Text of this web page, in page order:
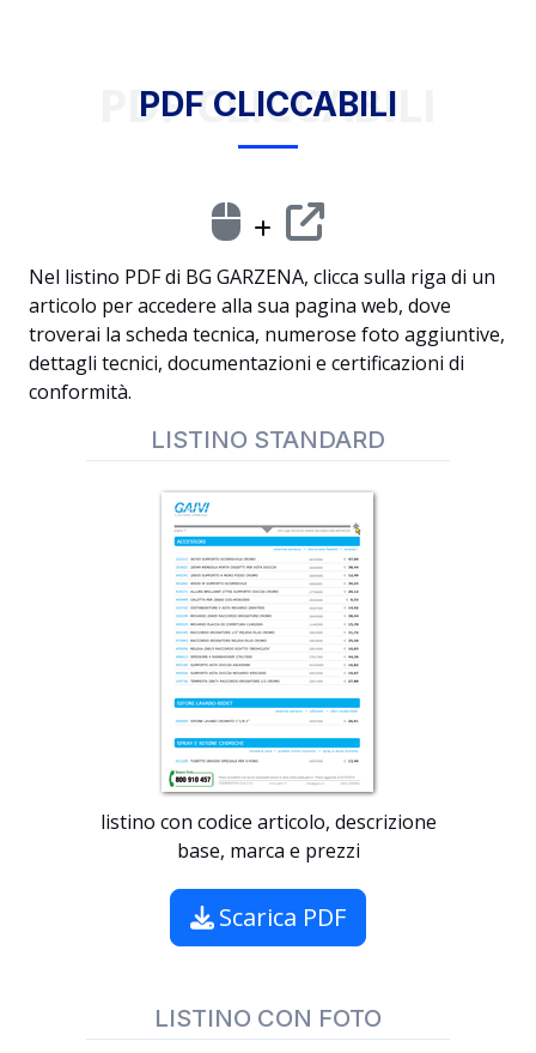
PDF CLICCABILI
PDF CLICCABILI
Nel listino PDF di BG GARZENA, clicca sulla riga di un
articolo per accedere alla sua pagina web, dove
troverai la scheda tecnica, numerose foto aggiuntive,
dettagli tecnici, documentazioni e certificazioni di
conformità.
LISTINO STANDARD
listino con codice articolo, descrizione
base, marca e prezzi
Scarica PDF
LISTINO CON FOTO